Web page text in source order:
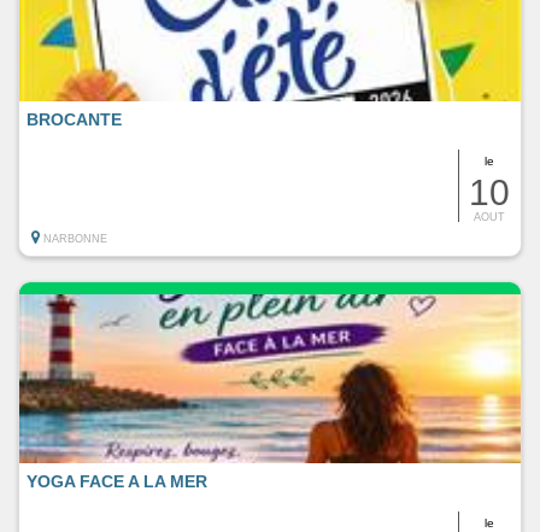
le
10
AOUT
BROCANTE
NARBONNE
le
YOGA FACE A LA MER